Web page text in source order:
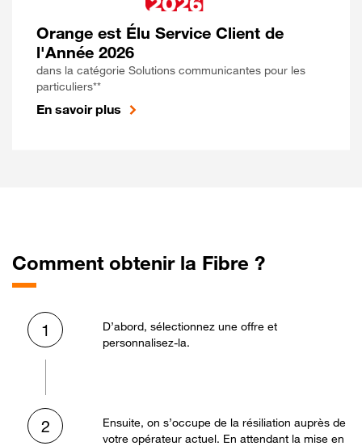
Orange est Élu Service Client de
l'Année 2026
dans la catégorie Solutions communicantes pour les
particuliers**
En savoir plus
Comment obtenir la Fibre ?
1
D’abord, sélectionnez une offre et
personnalisez-la.
2
Ensuite, on s’occupe de la résiliation auprès de
votre opérateur actuel. En attendant la mise en